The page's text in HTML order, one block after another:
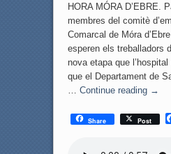
HORA MÓRA D’EBRE.
membres del comitè
Comarcal de Móra
esperen els treballadors
nova etapa que
que el Departament de
Continue reading →
Share Post